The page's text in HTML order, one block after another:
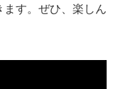
す。ぜひ、楽しん